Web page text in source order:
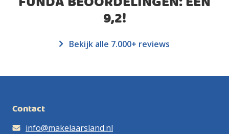
9,2!
Bekijk alle 7.000+ reviews
Contact
info@makelaarsland.nl